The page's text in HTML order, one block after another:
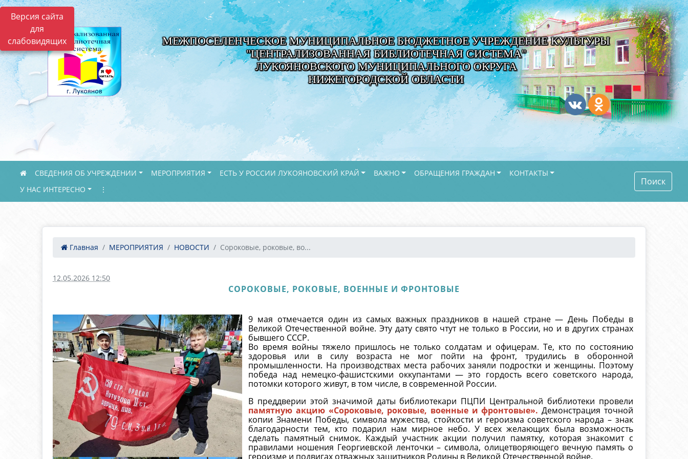
Версия сайта
для
слабовидящих
МЕЖПОСЕЛЕНЧЕСКОЕ МУНИЦИПАЛЬНОЕ БЮДЖЕТНОЕ УЧРЕЖДЕНИЕ КУЛЬТУРЫ
"ЦЕНТРАЛИЗОВАННАЯ БИБЛИОТЕЧНАЯ СИСТЕМА"
ЛУКОЯНОВСКОГО МУНИЦИПАЛЬНОГО ОКРУГА
НИЖЕГОРОДСКОЙ ОБЛАСТИ
СВЕДЕНИЯ ОБ УЧРЕЖДЕНИИ МЕРОПРИЯТИЯ ЕСТЬ У РОССИИ ЛУКОЯНОВСКИЙ КРАЙ ВАЖНО ОБРАЩЕНИЯ ГРАЖДАН
КОНТАКТЫ
У НАС ИНТЕРЕСНО
⋮
Поиск
Главная МЕРОПРИЯТИЯ НОВОСТИ Сороковые, роковые, во...
12.05.2026 12:50
СОРОКОВЫЕ, РОКОВЫЕ, ВОЕННЫЕ И ФРОНТОВЫЕ
9 мая отмечается один из самых важных праздников в нашей стране — День Победы в
Великой Отечественной войне. Эту дату свято чтут не только в России, но и в других странах
бывшего СССР.
Во время войны тяжело пришлось не только солдатам и офицерам. Те, кто по состоянию
здоровья или в силу возраста не мог пойти на фронт, трудились в оборонной
промышленности. На производствах места рабочих заняли подростки и женщины. Поэтому
победа над немецко-фашистскими оккупантами — это гордость всего советского народа,
потомки которого живут, в том числе, в современной России.
В преддверии этой значимой даты библиотекари ПЦПИ Центральной библиотеки провели
памятную акцию «Сороковые, роковые, военные и фронтовые». Демонстрация точной
копии Знамени Победы, символа мужества, стойкости и героизма советского народа – знак
благодарности тем, кто подарил нам мирное небо. У всех желающих была возможность
сделать памятный снимок. Каждый участник акции получил памятку, которая знакомит с
правилами ношения Георгиевской ленточки – символа, олицетворяющего вечную память о
героизме и подвигах отважных защитников Родины в Великой Отечественной войне.